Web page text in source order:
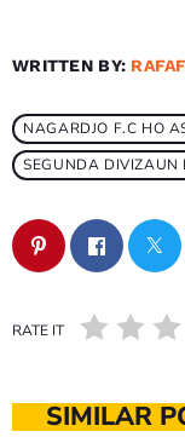
WRITTEN BY:
NAGARDJO F.C HO
SEGUNDA DIVIZAUN
RATE IT
SIMILAR